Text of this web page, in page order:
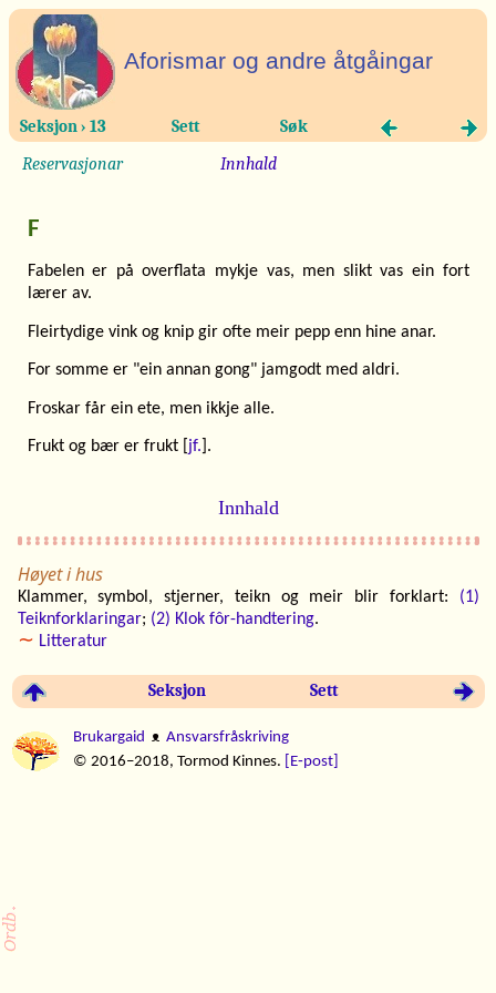
Aforismar og andre åtgåingar
Seksjon › 13 Sett Søk
Reservasjonar Innhald
F
Fabelen er på overflata mykje vas, men slikt vas ein fort
lærer av.
Fleirtydige vink og knip gir ofte meir pepp enn hine anar.
For somme er "ein annan gong" jamgodt med aldri.
Froskar får ein ete, men ikkje alle.
Frukt og bær er frukt [ jf. ].
Innhald
Høyet i hus
Klammer, symbol, stjerner, teikn og meir blir forklart: (1)
Teiknforklaringar; (2) Klok fôr-handtering.
∼ Litteratur
Seksjon Sett
Brukargaid ᴥ Ansvarsfråskriving
© 2016–2018, Tormod Kinnes.
[E‑post]